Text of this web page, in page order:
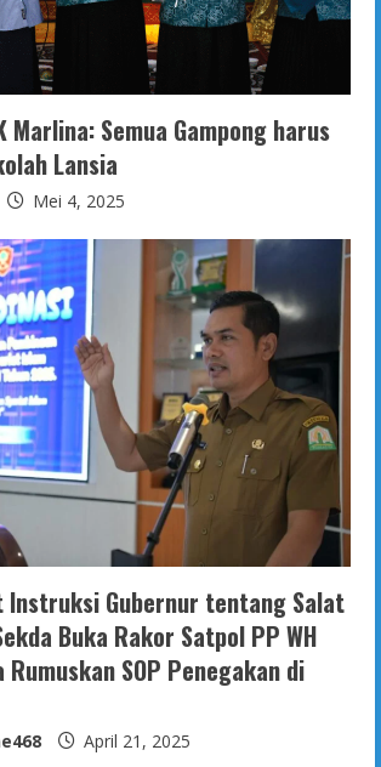
Marlina: Semua Gampong harus
Lansia
Mei 4, 2025
Instruksi Gubernur tentang Salat
Buka Rakor Satpol PP WH
Rumuskan SOP Penegakan di
April 21, 2025